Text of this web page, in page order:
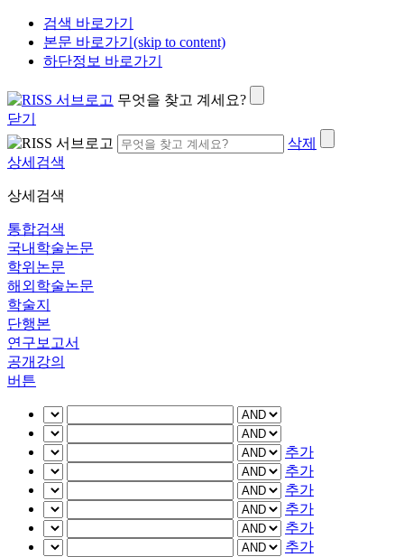
검색 바로가기
본문 바로가기(skip to content)
하단정보 바로가기
무엇을 찾고 계세요?
닫기
삭제
상세검색
상세검색
통합검색
국내학술논문
학위논문
해외학술논문
학술지
단행본
연구보고서
공개강의
버튼
추가
추가
추가
추가
추가
추가